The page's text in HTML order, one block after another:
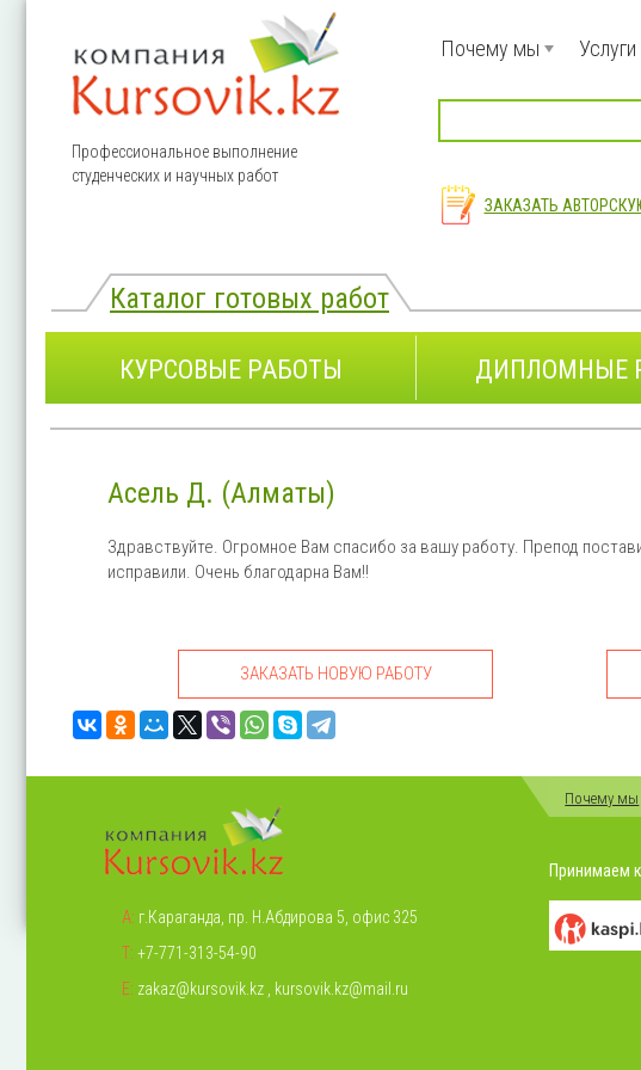
Профессиональное выполнение
студенческих и научных работ
Почему мы Услуги
ЗАКАЗАТЬ
Каталог готовых работ
КУРСОВЫЕ РАБОТЫ ДИПЛОМНЫЕ
Асель Д. (Алматы)
Здравствуйте. Огромное Вам спасибо за вашу работу. Препод
исправили. Очень благодарна Вам!!
ЗАКАЗАТЬ НОВУЮ РАБОТУ
А: г.Караганда, пр. Н.Абдирова 5, офис 325
Т: +7-771-313-54-90
Е: zakaz@kursovik.kz, kursovik.kz@mail.ru
Почему мы
Принимаем